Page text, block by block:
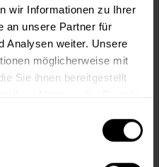
wir Informationen zu Ihrer
an unsere Partner für
Analysen weiter. Unsere
möglicherweise mit
Sie ihnen bereitgestellt
In denWarenkorb